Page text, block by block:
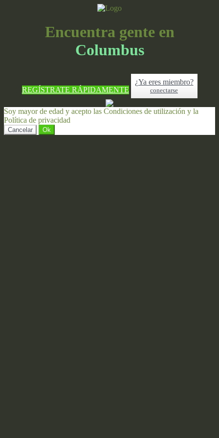
Encuentra gente en
Columbus
REGÍSTRATE RÁPIDAMENTE
¿Ya eres miembro?
conectarse
Soy mayor de edad y acepto las Condiciones de utilización y la
Política de privacidad
Cancelar Ok